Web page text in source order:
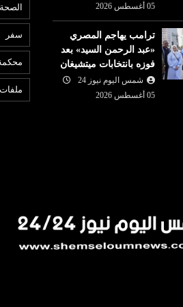
05 أغسطس 2026
ترامب يهاجم المصري
«عبد الرحمن السيد» بعد
فوزه بانتخابات ميتشيغان
شمس اليوم نيوز 24
05 أغسطس 2026
سفر
ملفات
عربي ودولي
شمس اليوم نيوز 24
05 أغسطس
2026
لندن : طعن 4 أشخاص وإيقاف
مشتبه بها